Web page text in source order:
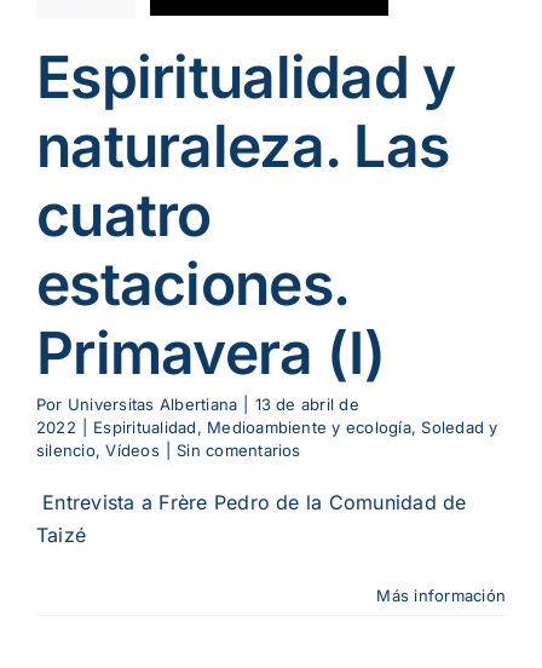
Soledad y
Vídeos
Espiritualidad y
naturaleza. Las
cuatro
estaciones.
Primavera (I)
Por Universitas Albertiana
13 de abril de
2022
Espiritualidad, Medioambiente y ecología,Soledad y
silencio,Vídeos Sin comentarios
Entrevista a Frère Pedro de la Comunidad de
Taizé
Más información